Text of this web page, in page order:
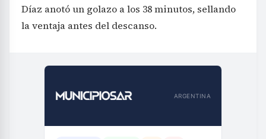
Díaz anotó un golazo a los 38 minutos, sellando
la ventaja antes del descanso.
ARGENTINA